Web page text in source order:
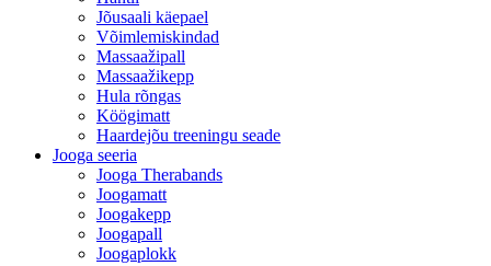
Jõusaali käepael
Võimlemiskindad
Massaažipall
Massaažikepp
Hula rõngas
Köögimatt
Haardejõu treeningu seade
Jooga seeria
Jooga Therabands
Joogamatt
Joogakepp
Joogapall
Joogaplokk